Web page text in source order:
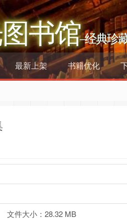
书馆–经典珍
最新上架 书籍优化
文件大小：28.32 MB